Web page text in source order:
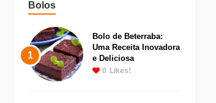
Bolos
1
Bolo de Beterraba:
Uma Receita Inovadora
e Deliciosa
0 Likes!